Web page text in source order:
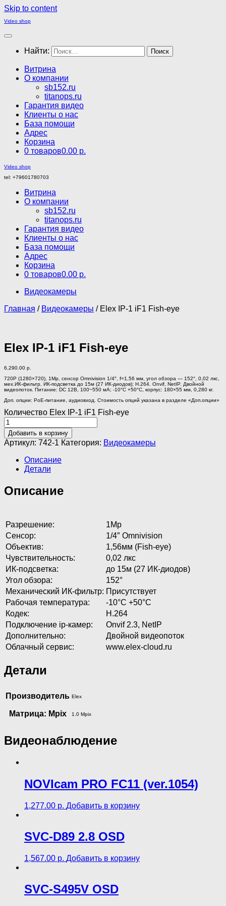
Skip to content
Video shop
Найти:
Витрина
О компании
sb152.ru
titanops.ru
Гарантия видео
Клиенты о нас
База помощи
Адрес
Корзина
0 товаров0.00 р.
Video shop
tel: +79601780703
Витрина
О компании
sb152.ru
titanops.ru
Гарантия видео
Клиенты о нас
База помощи
Адрес
Корзина
0 товаров0.00 р.
Видеокамеры
Главная / Видеокамеры / Elex IP-1 iF1 Fish-eye
Elex IP-1 iF1 Fish-eye
6,290.00 р.
720P (1280×720), 1Mp, сенсор Omnivision 1/4″, f=1,56 мм, угол обзора — 152°, 0,02 лкс,
мех.ИК-фильтр, ИК-подсветка до 15м (27 ИК-диодов); H.264. Onvif, NetIP. Двойной
видеопоток. Питание: DC 12В, 100~550 мА; -10°C +50°C, корпус: 180×55 мм, 0,280 кг.
Доп. опции: PoE-питание, аудиовход. Стоимость опций указана в разделе «Доп.опции»
Количество Elex IP-1 iF1 Fish-eye
Добавить в корзину
Артикул: 742-1 Категория: Видеокамеры
Описание
Детали
Описание
Разрешение:
1Мр
Сенсор:
1/4″ Omnivision
Объектив:
1,56мм (Fish-eye)
Чувствительность:
0,02 лкс
ИК-подсветка:
до 15м (27 ИК-диодов)
Угол обзора:
152°
Механический ИК-фильтр: Присутствует
Рабочая температура:
-10°C +50°C
Кодек:
H.264
Подключение ip-камер:
Onvif 2.3, NetIP
Дополнительно:
Двойной видеопоток
Облачный сервис:
www.elex-cloud.ru
Детали
Производитель Elex
Матрица: Mpix 1.0 Mpix
Видеонаблюдение
NOVIcam PRO FC11 (ver.1054)
1,277.00 р. Добавить в корзину
SVC-D89 2.8 OSD
1,567.00 р. Добавить в корзину
SVC-S495V OSD